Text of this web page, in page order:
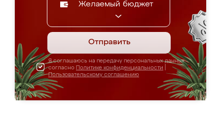
Желаемый бюджет
Отправить
Я соглашаюсь на передачу персональных данных
согласно Политике конфиденциальности
Пользовательскому соглашению